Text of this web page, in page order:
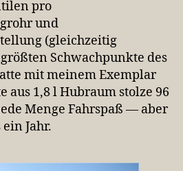
pro
und
(gleichzeitig
Schwachpunkte des
mit meinem Exemplar
aus 1,8 l Hubraum stolze 96
Menge Fahrspaß — aber
Jahr.